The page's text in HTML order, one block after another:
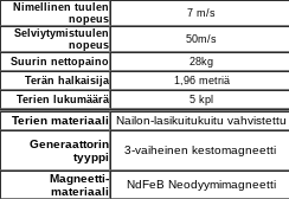
Nimellinen tuulen
nopeus
7 m/s
Selviytymistuulen
nopeus
50m/s
Suurin nettopaino
28kg
Terän halkaisija
1,96 metriä
Terien lukumäärä
5 kpl
Terien materiaali
Nailon-lasikuitukuitu vahvistettu
Generaattorin
tyyppi
3-vaiheinen kestomagneetti
Magneetti-
materiaali
NdFeB Neodyymimagneetti